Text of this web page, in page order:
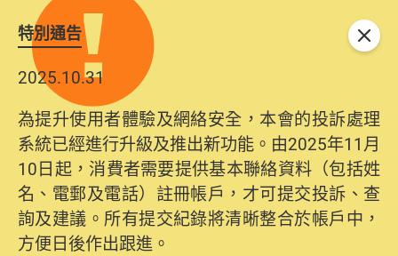
特別通告
2025.10.31
為提升使用者體驗及網絡安全，本會的投訴處理
系統已經進行升級及推出新功能。由2025年11月
10日起，消費者需要提供基本聯絡資料（包括姓
名、電郵及電話）註冊帳戶，才可提交投訴、查
詢及建議。所有提交紀錄將清晰整合於帳戶中，
方便日後作出跟進。
關閉